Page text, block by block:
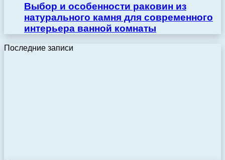
Выбор и особенности раковин из
натурального камня для современного
интерьера ванной комнаты
Последние записи